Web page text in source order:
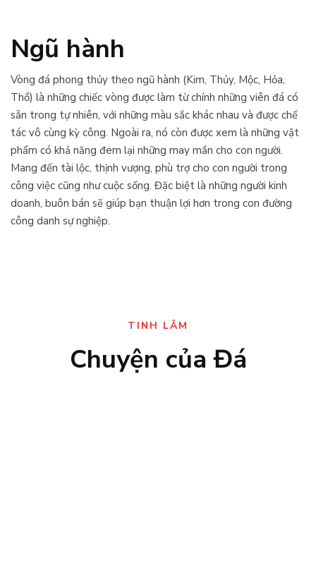
Ngũ hành
Vòng đá phong thủy theo ngũ hành (Kim, Thủy, Mộc, Hỏa,
Thổ) là những chiếc vòng được làm từ chính những viên đá có
sẵn trong tự nhiên, với những màu sắc khác nhau và được chế
tác vô cùng kỳ công. Ngoài ra, nó còn được xem là những vật
phẩm có khả năng đem lại những may mắn cho con người.
Mang đến tài lộc, thịnh vượng, phù trợ cho con người trong
công việc cũng như cuộc sống. Đặc biệt là những người kinh
doanh, buôn bán sẽ giúp bạn thuận lợi hơn trong con đường
công danh sự nghiệp.
TINH LÂM
Chuyện của Đá